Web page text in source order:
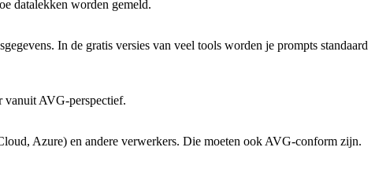
datalekken worden gemeld.
In de gratis versies van veel tools worden je prompts standaard
vanuit AVG-perspectief.
Azure) en andere verwerkers. Die moeten ook AVG-conform zijn.